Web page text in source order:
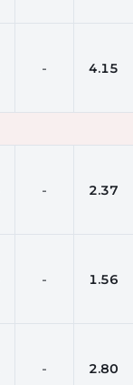
- 4.15
- 2.37
- 1.56
- 2.80